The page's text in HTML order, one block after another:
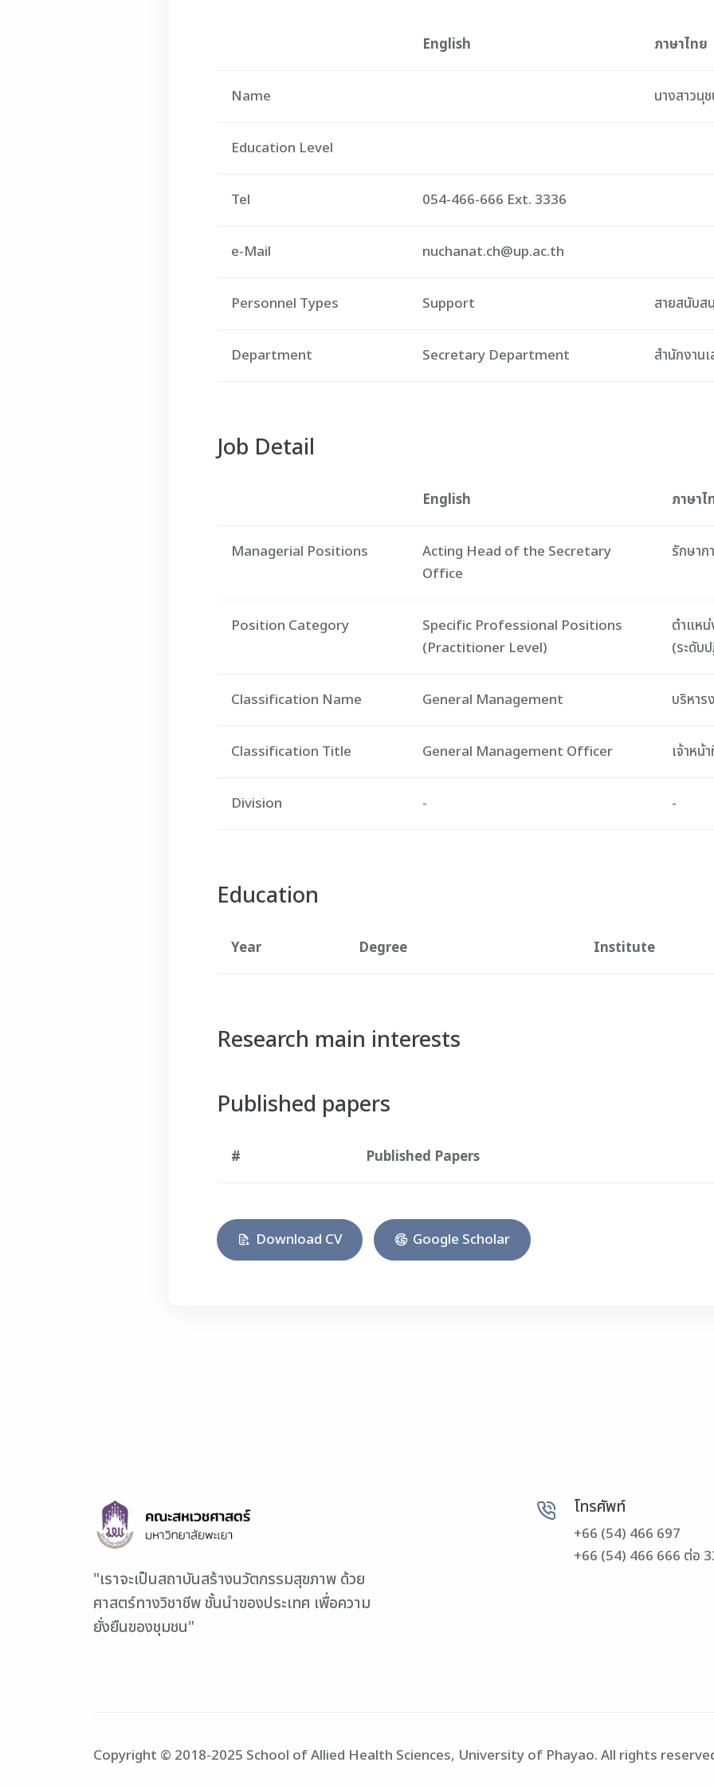
English ภาษาไทย
Name นางสาวนุ
Education Level
Tel 054-466-666 Ext. 3336
e-Mail nuchanat.ch@up.ac.th
Personnel Types Support สายสนับส
Department Secretary Department สำนักงาน
Job Detail
English ภาษาไ
Managerial Positions
Acting Head of the Secretary
Office
รักษาก
Position Category
Specific Professional Positions
(Practitioner Level)
ตำแหน่
(ระดับ
Classification Name General Management บริหาร
Classification Title General Management Officer เจ้าหน้
Division - -
Education
Year Degree Institute
Research main interests
Published papers
# Published Papers
Download CV Google Scholar
"เราจะเป็นสถาบันสร้างนวัตกรรมสุขภาพ ด้วย
ศาสตร์ทางวิชาชีพ ชั้นนำของประเทศ เพื่อความ
ยั่งยืนของชุมชน"
โทรศัพท์
+66 (54) 466 697
+66 (54) 466 666 ต่อ
Copyright © 2018-2025 School of Allied Health Sciences, University of Phayao. All rights